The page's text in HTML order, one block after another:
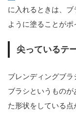
に入れるときは、
ように塗ることがポ
尖っているテ
ブレンディングブ
ブラシというもの
た形状をしている点